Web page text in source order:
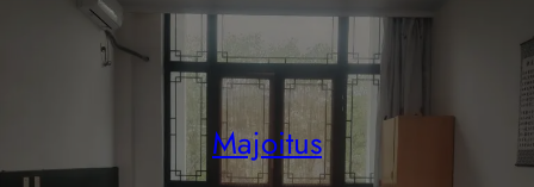
Majoitus